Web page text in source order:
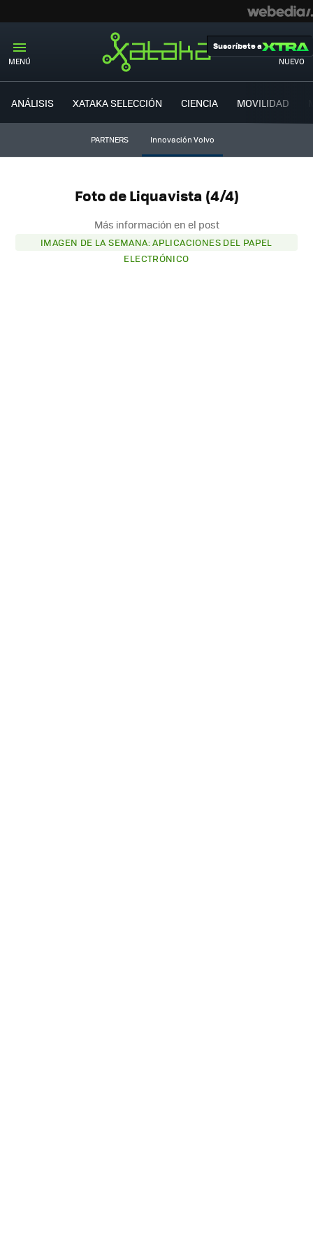
MENÚ NUEVO
Suscríbete a
ANÁLISIS XATAKA SELECCIÓN CIENCIA MOVILIDAD
PARTNERS Innovación Volvo
Foto de Liquavista (4/4)
Más información en el post
IMAGEN DE LA SEMANA: APLICACIONES DEL PAPEL
ELECTRÓNICO